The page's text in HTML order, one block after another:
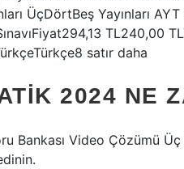
ÜçDörtBeş Yayınları
TL240,00
satır daha
2024 NE
Bankası Video Çözümü Üç